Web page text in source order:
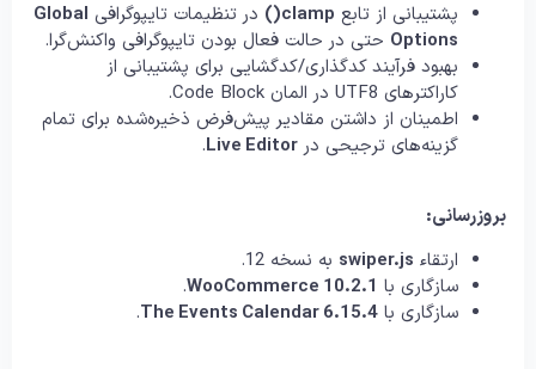
پشتیبانی از تابع clamp() در تنظیمات تایپوگرافی Global
Options حتی در حالت فعال بودن تایپوگرافی واکنش‌گرا.
بهبود فرآیند کدگذاری/کدگشایی برای پشتیبانی از
کاراکترهای UTF8 در المان Code Block.
اطمینان از داشتن مقادیر پیش‌فرض ذخیره‌شده برای تمام
گزینه‌های ترجیحی در Live Editor
.
بروزرسانی:
ارتقاء swiper.js به نسخه 12.
سازگاری با WooCommerce 10.2.1
.
سازگاری با The Events Calendar 6.15.4
.